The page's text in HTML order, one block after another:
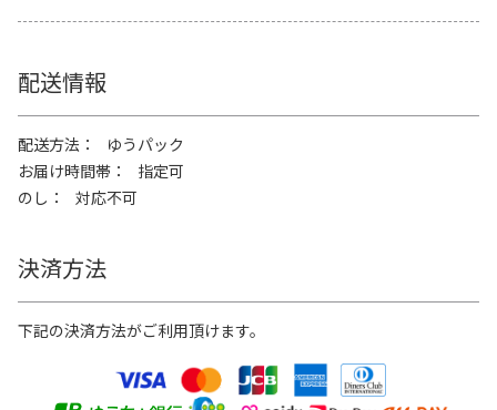
配送情報
配送方法
ゆうパック
お届け時間帯
指定可
のし
対応不可
決済方法
下記の決済方法がご利用頂けます。